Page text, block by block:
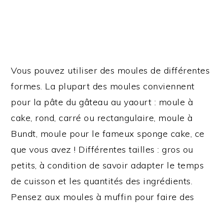
Vous pouvez utiliser des moules de différentes
formes. La plupart des moules conviennent
pour la pâte du gâteau au yaourt : moule à
cake, rond, carré ou rectangulaire, moule à
Bundt, moule pour le fameux sponge cake, ce
que vous avez ! Différentes tailles : gros ou
petits, à condition de savoir adapter le temps
de cuisson et les quantités des ingrédients.
Pensez aux moules à muffin pour faire des